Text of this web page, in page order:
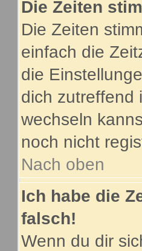
Die Zeiten
Die Zeiten
einfach die
die
dich zutreffend
wechseln
noch nicht
Nach oben
Ich habe die
falsch!
Wenn du dir